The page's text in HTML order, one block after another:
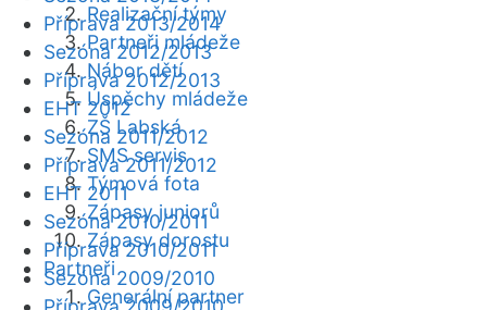
Realizační týmy
Partneři mládeže
Nábor dětí
Úspěchy mládeže
ZŠ Labská
SMS servis
Týmová fota
Zápasy juniorů
Zápasy dorostu
Partneři
Generální partner
Příprava 2013/2014
Sezóna 2012/2013
Příprava 2012/2013
EHT 2012
Sezóna 2011/2012
Příprava 2011/2012
EHT 2011
Sezóna 2010/2011
Příprava 2010/2011
Sezóna 2009/2010